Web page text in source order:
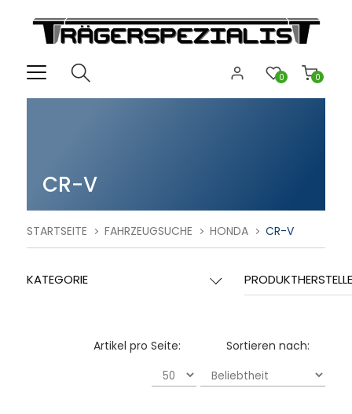
0
0
CR-V
STARTSEITE FAHRZEUGSUCHE HONDA CR-V
KATEGORIE
Sortieren nach:
Artikel pro Seite: